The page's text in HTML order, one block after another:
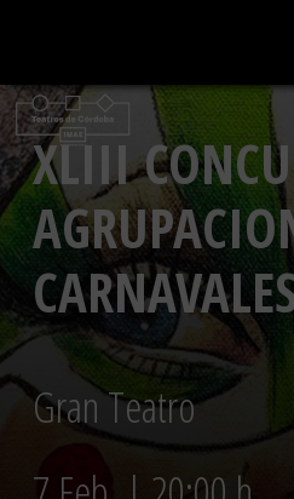
contenido
XLIII
Gran Teatro